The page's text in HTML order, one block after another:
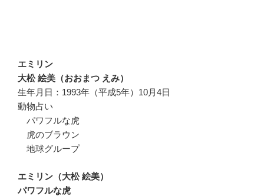
エミリン
大松 絵美（おおまつ えみ）
生年月日：1993年（平成5年）10月4日
動物占い
パワフルな虎
虎のブラウン
地球グループ
エミリン（大松 絵美）
パワフルな虎